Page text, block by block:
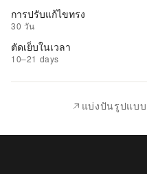
รายการ
ที่
ชอบ
เปรียบ
การปรับแก้ไขทรง
30 วัน
ตัดเย็บในเวลา
10–21 days
แบ่งปันรูปแบ